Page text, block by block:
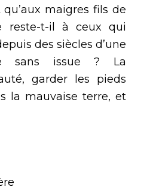
maigres fils de
reste-t-il à ceux qui
des siècles d’une
sans issue ? La
garder les pieds
la mauvaise terre, et